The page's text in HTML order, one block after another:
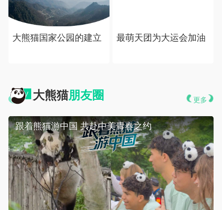
大熊猫国家公园的建立 最萌天团为大运会加油
大熊猫朋友圈 更多
跟着熊猫游中国 共赴中美青春之约